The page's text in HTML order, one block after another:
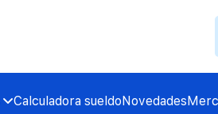
Calculadora sueldoNovedades